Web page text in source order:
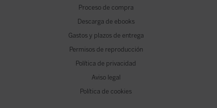
Proceso de compra
Descarga de ebooks
Gastos y plazos de entrega
Permisos de reproducción
Política de privacidad
Aviso legal
Política de cookies